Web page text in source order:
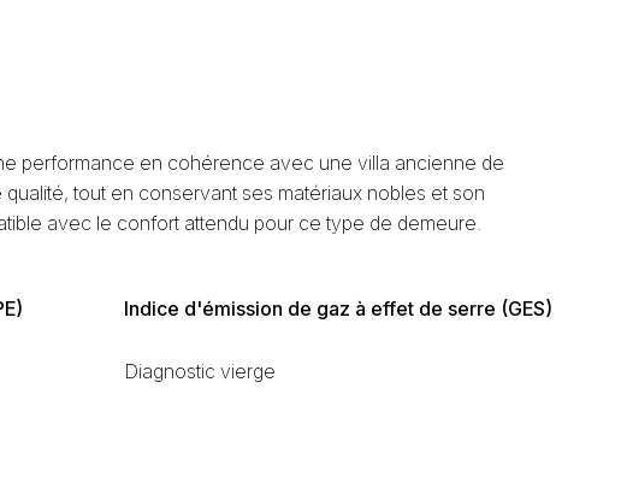
performance en cohérence avec une villa ancienne de
tout en conservant ses matériaux nobles et son
avec le confort attendu pour ce type de demeure.
Indice d'émission de gaz à effet de serre (GES)
Diagnostic vierge